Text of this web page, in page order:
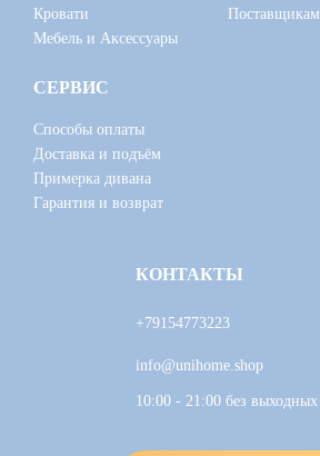
Кровати
Мебель и Аксессуары
Поставщикам
СЕРВИС
Способы оплаты
Доставка и подъём
Примерка дивана
Гарантия и возврат
КОНТАКТЫ
+79154773223
info@unihome.shop
10:00 - 21:00 без выходных